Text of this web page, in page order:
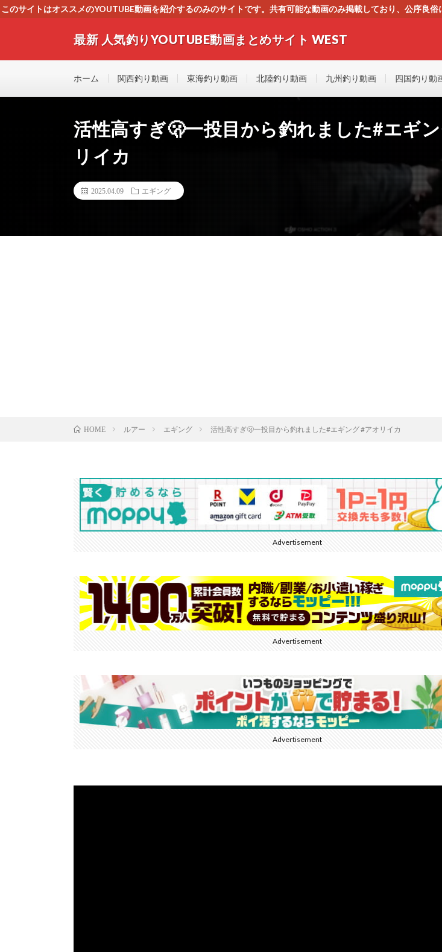
このサイトはオススメのYOUTUBE動画を紹介するのみのサイトです。共有可能な動画のみ掲載しており、公序良
最新 人気釣りYOUTUBE動画まとめサイト WEST
す！！
ホーム 関西釣り動画 東海釣り動画 北陸釣り動画 九州釣り動画 四国釣り動
活性高すぎ🫢一投目から釣れました#エギ
リイカ
2025.04.09 エギング
HOME ルアー エギング 活性高すぎ🫢一投目から釣れました#エギング #アオリイカ
Advertisement
Advertisement
Advertisement